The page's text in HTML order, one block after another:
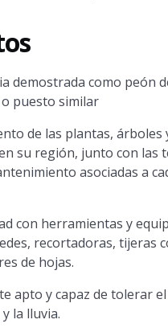
demostrada como peón
puesto similar
de las plantas, árboles
su región, junto con las
asociadas a
con herramientas y
recortadoras, tijeras
de hojas.
apto y capaz de tolerar
la lluvia.